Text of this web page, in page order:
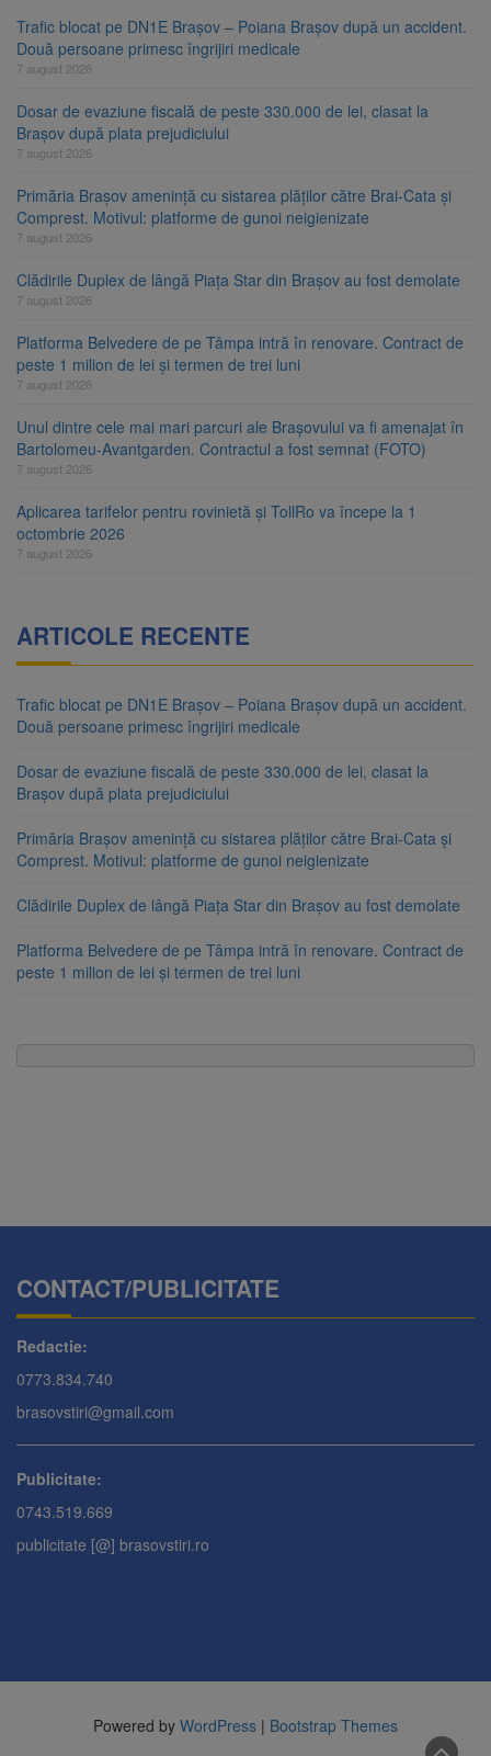
Trafic blocat pe DN1E Brașov – Poiana Brașov după un accident.
Două persoane primesc îngrijiri medicale
7 august 2026
Dosar de evaziune fiscală de peste 330.000 de lei, clasat la
Brașov după plata prejudiciului
7 august 2026
Primăria Brașov amenință cu sistarea plăților către Brai-Cata și
Comprest. Motivul: platforme de gunoi neigienizate
7 august 2026
Clădirile Duplex de lângă Piața Star din Brașov au fost demolate
7 august 2026
Platforma Belvedere de pe Tâmpa intră în renovare. Contract de
peste 1 milion de lei și termen de trei luni
7 august 2026
Unul dintre cele mai mari parcuri ale Brașovului va fi amenajat în
Bartolomeu-Avantgarden. Contractul a fost semnat (FOTO)
7 august 2026
Aplicarea tarifelor pentru rovinietă și TollRo va începe la 1
octombrie 2026
7 august 2026
ARTICOLE RECENTE
Trafic blocat pe DN1E Brașov – Poiana Brașov după un accident.
Două persoane primesc îngrijiri medicale
Dosar de evaziune fiscală de peste 330.000 de lei, clasat la
Brașov după plata prejudiciului
Primăria Brașov amenință cu sistarea plăților către Brai-Cata și
Comprest. Motivul: platforme de gunoi neigienizate
Clădirile Duplex de lângă Piața Star din Brașov au fost demolate
Platforma Belvedere de pe Tâmpa intră în renovare. Contract de
peste 1 milion de lei și termen de trei luni
CONTACT/PUBLICITATE
Redactie:
0773.834.740
brasovstiri@gmail.com
Publicitate:
0743.519.669
publicitate [@] brasovstiri.ro
Powered by WordPress | Bootstrap Themes